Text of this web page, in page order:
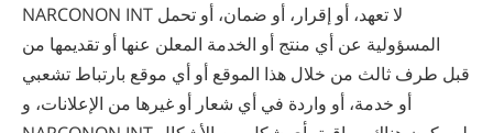
NARCONON INT لا تعهد، أو إقرار، أو ضمان، أو تحمل
المسؤولية عن أي منتج أو الخدمة المعلن عنها أو تقديمها من
قبل طرف ثالث من خلال هذا الموقع أو أي موقع بارتباط تشعبي
أو خدمة، أو واردة في أي شعار أو غيرها من الإعلانات، و